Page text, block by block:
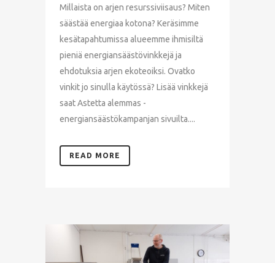
Millaista on arjen resurssiviisaus? Miten
säästää energiaa kotona? Keräsimme
kesätapahtumissa alueemme ihmisiltä
pieniä energiansäästövinkkejä ja
ehdotuksia arjen ekoteoiksi. Ovatko
vinkit jo sinulla käytössä? Lisää vinkkejä
saat Astetta alemmas -
energiansäästökampanjan sivuilta....
READ MORE